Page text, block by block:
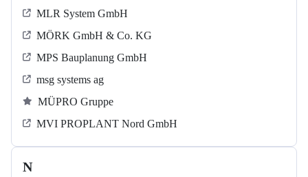
MLR System GmbH
MÖRK GmbH & Co. KG
MPS Bauplanung GmbH
msg systems ag
MÜPRO Gruppe
MVI PROPLANT Nord GmbH
N